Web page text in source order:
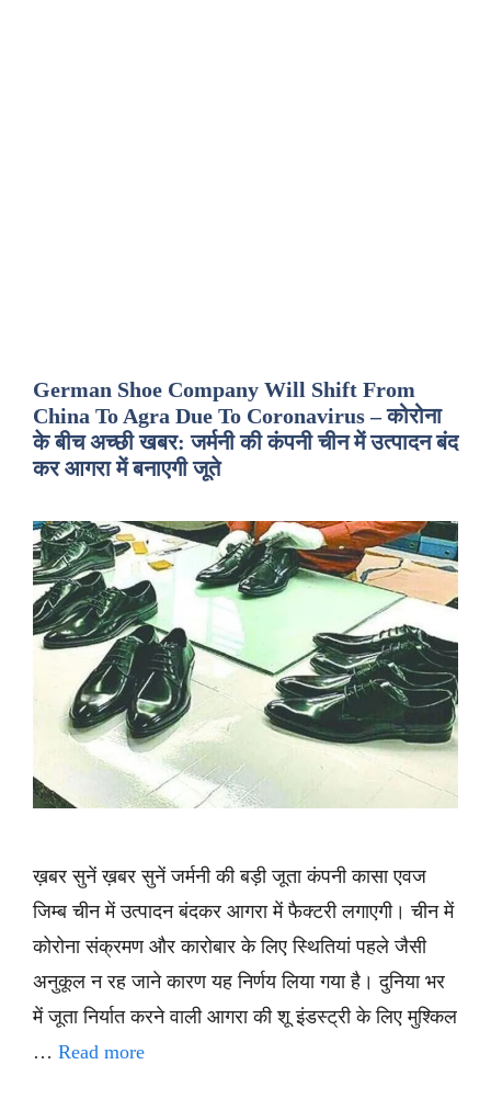
German Shoe Company Will Shift From
China To Agra Due To Coronavirus – कोरोना
के बीच अच्छी खबर: जर्मनी की कंपनी चीन में उत्पादन बंद
कर आगरा में बनाएगी जूते
ख़बर सुनें ख़बर सुनें जर्मनी की बड़ी जूता कंपनी कासा एवज
जिम्ब चीन में उत्पादन बंदकर आगरा में फैक्टरी लगाएगी। चीन में
कोरोना संक्रमण और कारोबार के लिए स्थितियां पहले जैसी
अनुकूल न रह जाने कारण यह निर्णय लिया गया है। दुनिया भर
में जूता निर्यात करने वाली आगरा की शू इंडस्ट्री के लिए मुश्किल
… Read more